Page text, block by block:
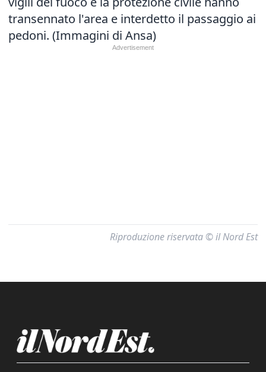
transennato l'area e interdetto il passaggio ai
pedoni. (Immagini di Ansa)
Riproduzione riservata © il Nord Est